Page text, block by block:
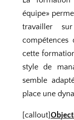
équipe»
travailler
compétences
cette
style de
semble
place une
[callout]